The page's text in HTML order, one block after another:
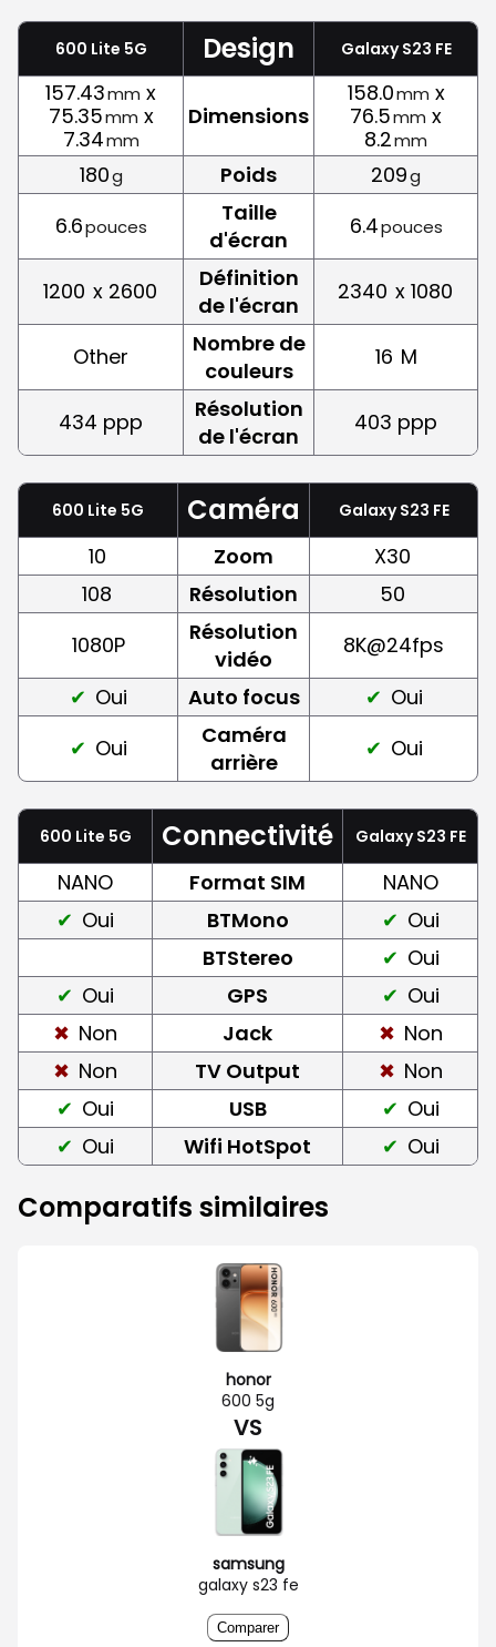
600 Lite 5G Design Galaxy S23 FE
157.43mm x
75.35mm x
7.34mm
Dimensions
158.0mm x
76.5mm x
8.2mm
180g Poids 209g
6.6pouces
Taille
d'écran
6.4pouces
1200 x 2600
Définition
de l'écran
2340 x 1080
Other
Nombre de
couleurs
16 M
434 ppp
Résolution
de l'écran
403 ppp
600 Lite 5G Caméra Galaxy S23 FE
10 Zoom
X30
108
Résolution
50
1080P
Résolution
vidéo
8K@24fps
Oui
Auto focus
Oui
Oui
Caméra
arrière
Oui
600 Lite 5G Connectivité Galaxy S23 FE
NANO Format SIM
NANO
Oui
BTMono
Oui
BTStereo
Oui
Oui
GPS
Oui
Non
Jack
Non
Non
TV Output
Non
Oui
USB
Oui
Oui
Wifi HotSpot Oui
Comparatifs similaires
honor
600 5g
VS
samsung
galaxy s23 fe
Comparer